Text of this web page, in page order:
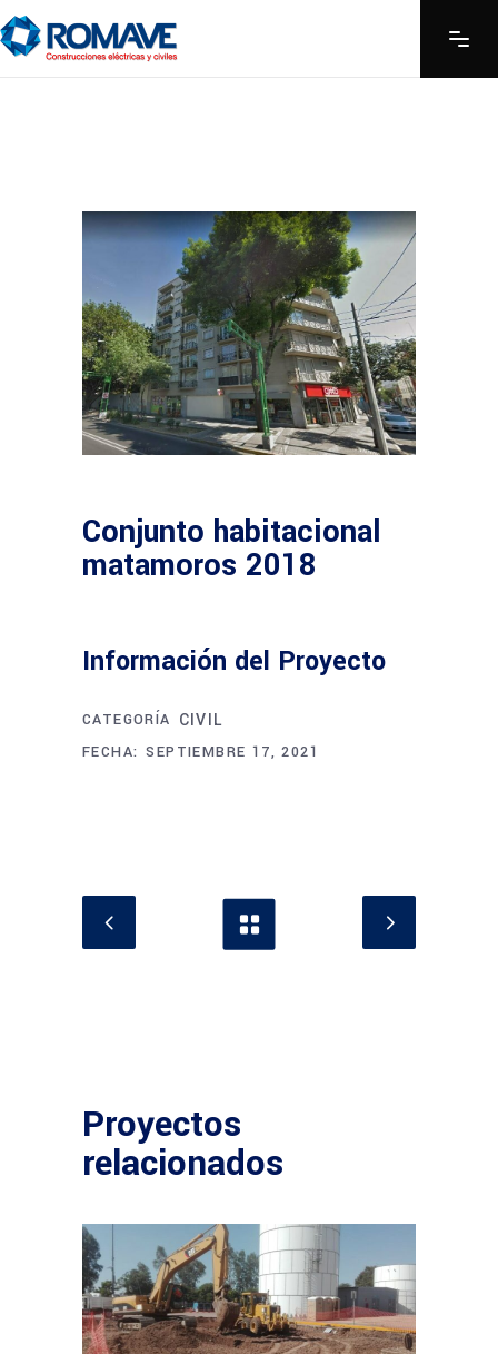
Conjunto habitacional
matamoros 2018
Información del Proyecto
CATEGORÍA CIVIL
FECHA: SEPTIEMBRE 17, 2021
Proyectos
relacionados